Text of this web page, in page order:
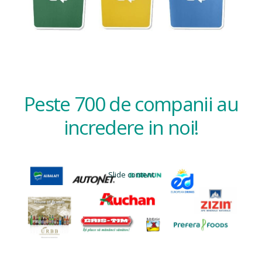
Peste 700 de companii au
incredere in noi!
Slide content